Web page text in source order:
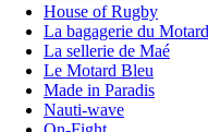
House of Rugby
La bagagerie du Motard
La sellerie de Maé
Le Motard Bleu
Made in Paradis
Nauti-wave